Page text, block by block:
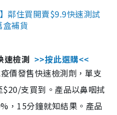
鄰住買開賣$9.9快速測試
補貨
速檢測 >>按此選購<<
價發售快速檢測劑，單支
支買到。產品以鼻咽拭
，15分鐘就知結果。產品